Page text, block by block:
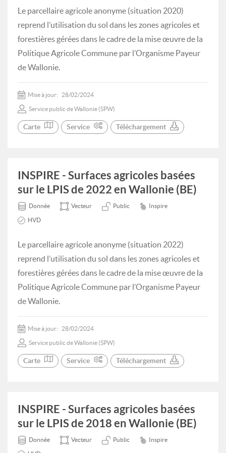
Le parcellaire agricole anonyme (situation 2020)
reprend l’utilisation du sol dans les zones agricoles et
forestières gérées dans le cadre de la mise œuvre de la
Politique Agricole Commune par l’Organisme Payeur
de Wallonie.
Mise à jour: 28/02/2024
Service public de Wallonie (SPW)
Carte Service Téléchargement
INSPIRE - Surfaces agricoles basées
sur le LPIS de 2022 en Wallonie (BE)
Donnée Vecteur Public Inspire
HVD
Le parcellaire agricole anonyme (situation 2022)
reprend l’utilisation du sol dans les zones agricoles et
forestières gérées dans le cadre de la mise œuvre de la
Politique Agricole Commune par l’Organisme Payeur
de Wallonie.
Mise à jour: 28/02/2024
Service public de Wallonie (SPW)
Carte Service Téléchargement
INSPIRE - Surfaces agricoles basées
sur le LPIS de 2018 en Wallonie (BE)
Donnée Vecteur Public Inspire